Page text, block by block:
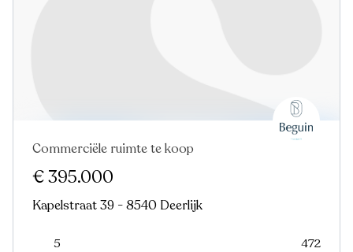
Commerciële ruimte te koop
€ 395.000
Kapelstraat 39 - 8540 Deerlijk
5 472